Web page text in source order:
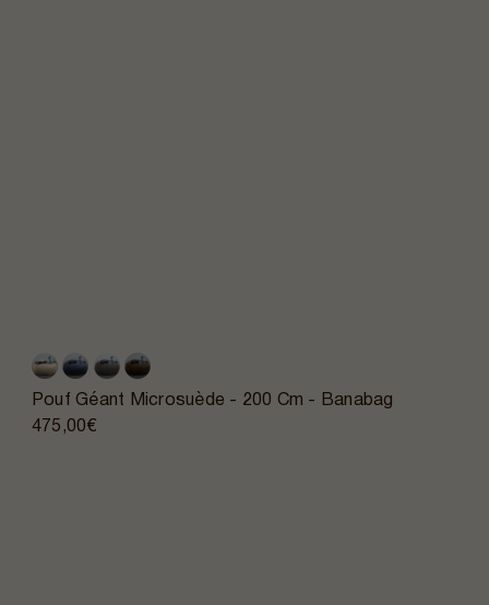
Pouf Géant Microsuède - 200 Cm - Banabag
475,00€